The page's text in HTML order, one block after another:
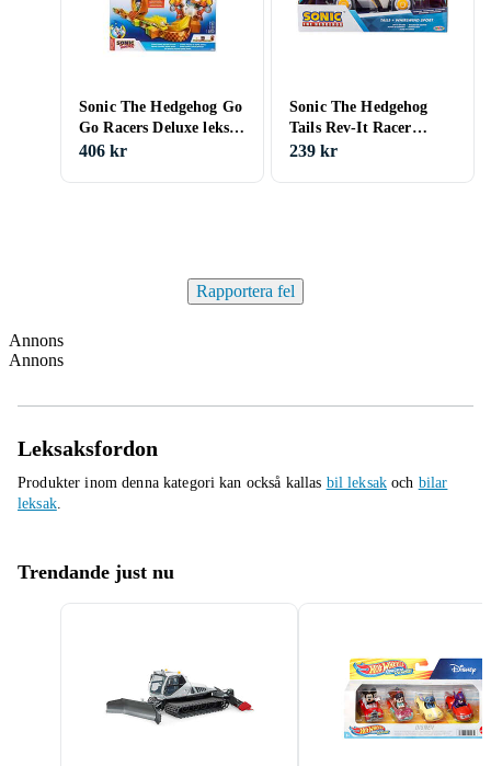
Sonic The Hedgehog Go
Go Racers Deluxe lekset
5861528
406 kr
Sonic The Hedgehog
Tails Rev-It Racer
Whirlwind Sport
239 kr
Rapportera fel
Annons
Annons
Leksaksfordon
Produkter inom denna kategori kan också kallas bil leksak och bilar
leksak.
Trendande just nu